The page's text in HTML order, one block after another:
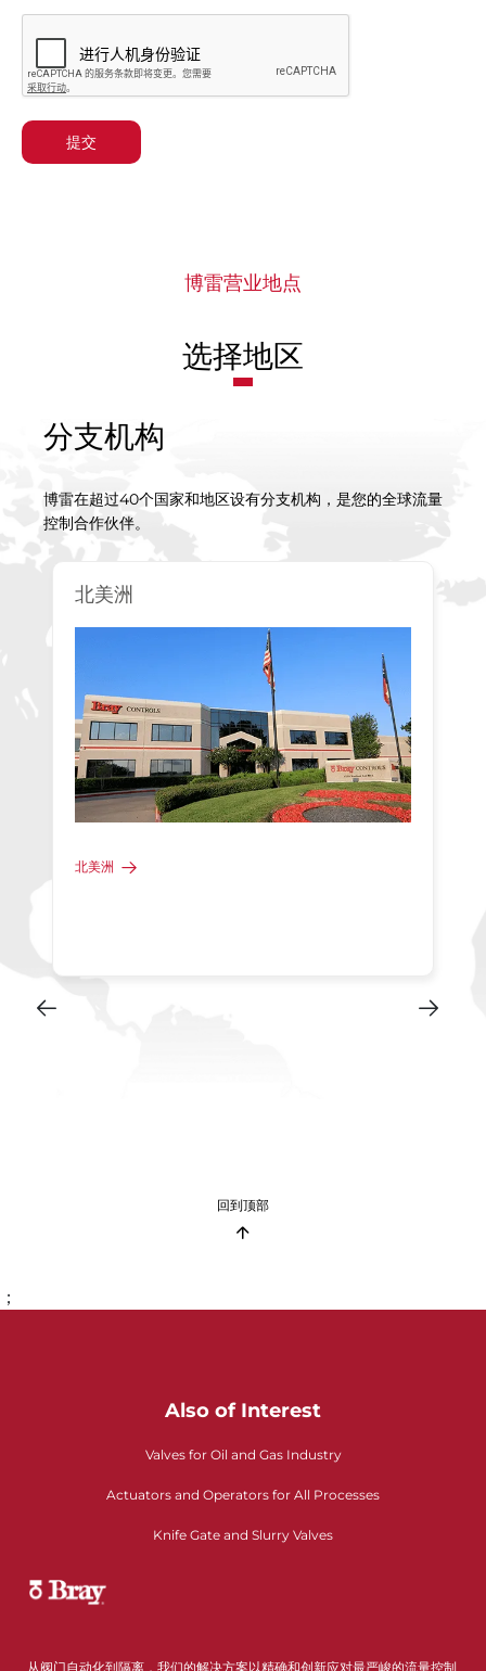
提交
博雷营业地点
选择地区
分支机构
博雷在超过40个国家和地区设有分支机构，是您的全球流量
控制合作伙伴。
北美洲
北美洲
回到顶部
；
Also of Interest
Valves for Oil and Gas Industry
Actuators and Operators for All Processes
Knife Gate and Slurry Valves
从阀门自动化到隔离，我们的解决方案以精确和创新应对最严峻的流量控制